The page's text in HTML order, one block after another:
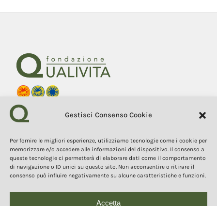
Gestisci Consenso Cookie
Per fornire le migliori esperienze, utilizziamo tecnologie come i cookie per
memorizzare e/o accedere alle informazioni del dispositivo. Il consenso a
queste tecnologie ci permetterà di elaborare dati come il comportamento
di navigazione o ID unici su questo sito. Non acconsentire o ritirare il
consenso può influire negativamente su alcune caratteristiche e funzioni.
Accetta
Fondazione Qualivita
Sede Via Fontebranda 69
COPYRIGHT 2025
I contenuti, i testi e le immagini di questo sito web sono di
proprietà della Fondazione Qualivita e sono protetti dal diritto
d’autore e dalla normativa sulla proprietà intellettuale. È vietata la
qualsiasi forma, dei contenuti e delle immagini senza espressa